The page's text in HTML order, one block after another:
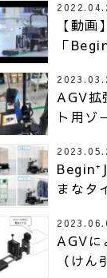
【動
「
AGV拡
ト用ゾ
まなタ
AGVに
（けん